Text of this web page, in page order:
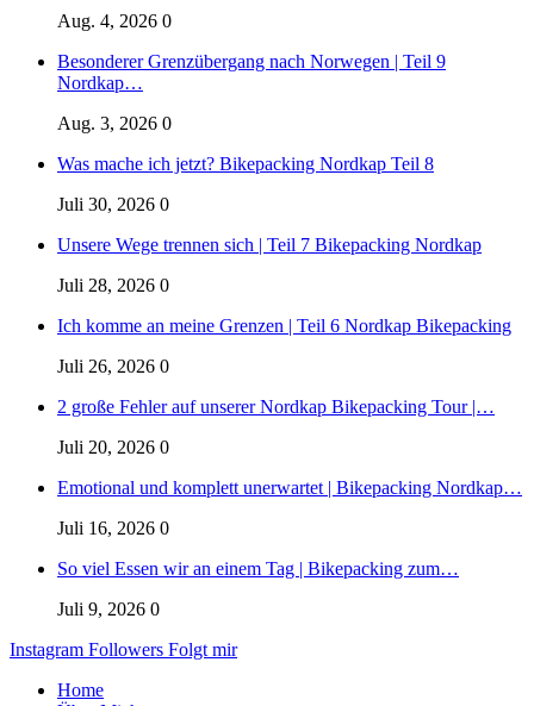
Aug. 4, 2026 0
Besonderer Grenzübergang nach Norwegen | Teil 9
Nordkap…
Aug. 3, 2026 0
Was mache ich jetzt? Bikepacking Nordkap Teil 8
Juli 30, 2026 0
Unsere Wege trennen sich | Teil 7 Bikepacking Nordkap
Juli 28, 2026 0
Ich komme an meine Grenzen | Teil 6 Nordkap Bikepacking
Juli 26, 2026 0
2 große Fehler auf unserer Nordkap Bikepacking Tour |…
Juli 20, 2026 0
Emotional und komplett unerwartet | Bikepacking Nordkap…
Juli 16, 2026 0
So viel Essen wir an einem Tag | Bikepacking zum…
Juli 9, 2026 0
Instagram Followers Folgt mir
Home